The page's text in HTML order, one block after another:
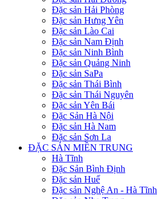
Đặc sản Hải Phòng
Đặc sản Hưng Yên
Đặc sản Lào Cai
Đặc sản Nam Định
Đặc sản Ninh Bình
Đặc sản Quảng Ninh
Đặc sản SaPa
Đặc sản Thái Bình
Đặc sản Thái Nguyên
Đặc sản Yên Bái
Đặc Sản Hà Nội
Đặc sản Hà Nam
Đặc sản Sơn La
ĐẶC SẢN MIỀN TRUNG
Hà Tĩnh
Đặc Sản Bình Định
Đặc sản Huế
Đặc sản Nghệ An - Hà Tĩnh